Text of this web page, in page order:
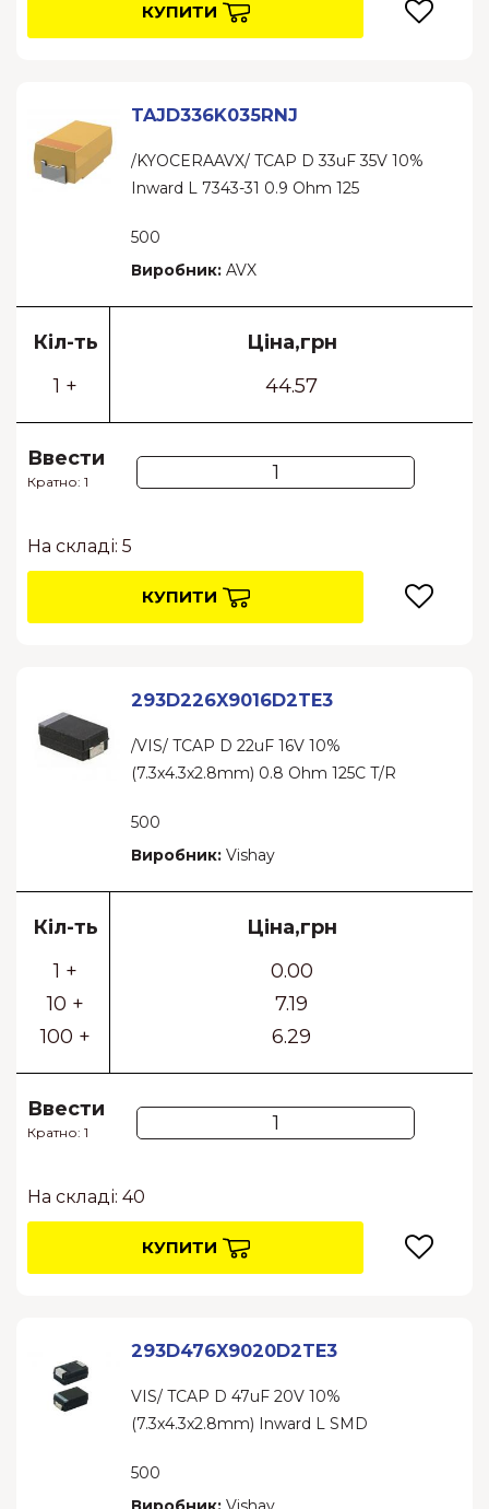
КУПИТИ
TAJD336K035RNJ
/KYOCERAAVX/ TCAP D 33uF 35V 10%
Inward L 7343-31 0.9 Ohm 125
500
Виробник: AVX
Кіл-ть
1 +
Ціна,грн
44.57
Ввести
Кратно: 1
На складі: 5
КУПИТИ
293D226X9016D2TE3
/VIS/ TCAP D 22uF 16V 10%
(7.3x4.3x2.8mm) 0.8 Ohm 125C T/R
500
Виробник: Vishay
Кіл-ть
1 +
10 +
100 +
Ціна,грн
0.00
7.19
6.29
Ввести
Кратно: 1
На складі: 40
КУПИТИ
293D476X9020D2TE3
VIS/ TCAP D 47uF 20V 10%
(7.3x4.3x2.8mm) Inward L SMD
500